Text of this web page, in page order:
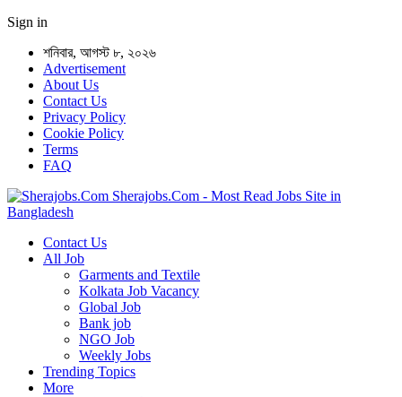
Sign in
শনিবার, আগস্ট ৮, ২০২৬
Advertisement
About Us
Contact Us
Privacy Policy
Cookie Policy
Terms
FAQ
Sherajobs.Com - Most Read Jobs Site in
Bangladesh
Contact Us
All Job
Garments and Textile
Kolkata Job Vacancy
Global Job
Bank job
NGO Job
Weekly Jobs
Trending Topics
More